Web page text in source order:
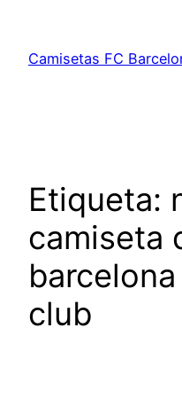
contenido
Camisetas FC
Etiqueta:
camiseta
club